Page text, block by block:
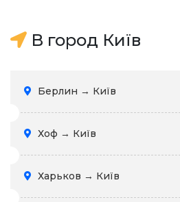
В город Київ
Берлин → Київ
Хоф → Київ
Харьков → Київ